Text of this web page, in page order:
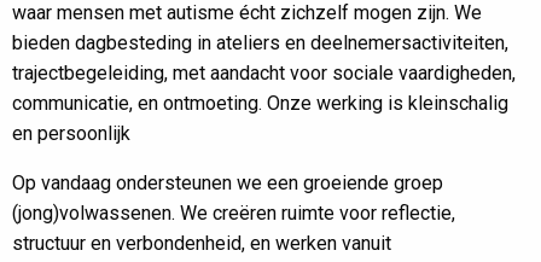
waar mensen met autisme écht zichzelf mogen zijn. We
bieden dagbesteding in ateliers en deelnemersactiviteiten,
trajectbegeleiding, met aandacht voor sociale vaardigheden,
communicatie, en ontmoeting. Onze werking is kleinschalig
en persoonlijk
Op vandaag ondersteunen we een groeiende groep
(jong)volwassenen. We creëren ruimte voor reflectie,
structuur en verbondenheid, en werken vanuit